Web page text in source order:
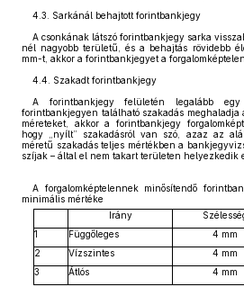
4.3. Sarkánál behajtott forintbankjegy
A csonkának látszó forintbankjegy sarka
nél nagyobb területű, és a behajtás rövidebb
mm-t, akkor a forintbankjegyet a
4.4. Szakadt forintbankjegy
A forintbankjegy felületén legalább
forintbankjegyen található szakadás meghaladja
méreteket, akkor a forintbankjegy
hogy „nyílt” szakadásról van szó, azaz az
méretű szakadás teljes mértékben a
szíjak – által el nem takart területen helyezkedik
A forgalomképtelennek minősítendő
minimális mértéke
Irány
1
Függőleges 4 mm
2
Vízszintes 4 mm
3
Átlós 4 mm